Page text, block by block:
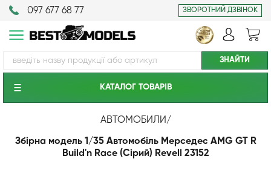
097 677 68 77 ЗВОРОТНИЙ ДЗВІНОК
КАТАЛОГ ТОВАРIВ
АВТОМОБИЛИ/
Збірна модель 1/35 Автомобіль Мерседес AMG GT R
Build'n Race (Сірий) Revell 23152